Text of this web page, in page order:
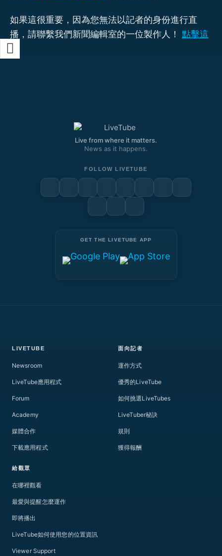
如果這很重要，因為您無法以記者的身份進行直
播，請聯繫我們新聞編輯室的一位製作人！ 點擊這
Live from where it matters.
News as it happens.
FOLLOW LIVETUBE
GET THE LIVETUBE APP
LIVETUBE
Newsroom
LiveTube應用程式
Forum
Academy
媒體合作
下載應用程式
給觀眾
在哪裡觀看
最愛與提醒怎麼運作
即將播出
LiveTube如何使用您的位置資訊
Viewer Support
面向記者
運作方式
優秀的LiveTube
如何挑選LiveTubes
LiveTuber秘訣
規則
獲得報酬